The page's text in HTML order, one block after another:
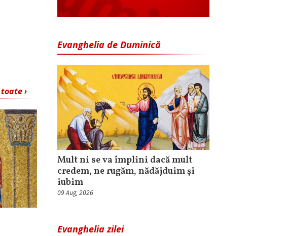
›
Evanghelia de Duminică
Mult ni se va împlini dacă mult
credem, ne rugăm, nădăjduim și
iubim
09 Aug, 2026
Evanghelia zilei